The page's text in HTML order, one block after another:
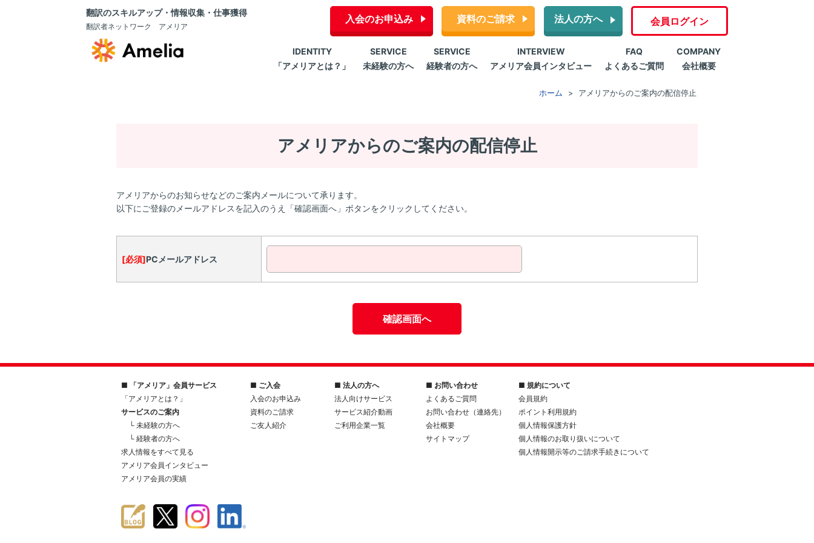
翻訳のスキルアップ・情報収集・仕事獲得
翻訳者ネットワーク アメリア
入会のお申込み 資料のご請求 法人の方へ 会員ログイン
IDENTITY
「アメリアとは？」
SERVICE
未経験の方へ
SERVICE
経験者の方へ
INTERVIEW
アメリア会員インタビュー
FAQ
よくあるご質問
COMPANY
会社概要
ホーム アメリアからのご案内の配信停止
アメリアからのご案内の配信停止
アメリアからのお知らせなどのご案内メールについて承ります。
以下にご登録のメールアドレスを記入のうえ「確認画面へ」ボタンをクリックしてください。
[必須]PCメールアドレス
確認画面へ
■ 「アメリア」会員サービス
「アメリアとは？」
サービスのご案内
└ 未経験の方へ
└ 経験者の方へ
求人情報をすべて見る
アメリア会員インタビュー
アメリア会員の実績
■ ご入会
入会のお申込み
資料のご請求
ご友人紹介
■ 法人の方へ
法人向けサービス
サービス紹介動画
ご利用企業一覧
■ お問い合わせ
よくあるご質問
お問い合わせ（連絡先）
会社概要
サイトマップ
■ 規約について
会員規約
ポイント利用規約
個人情報保護方針
個人情報のお取り扱いについて
個人情報開示等のご請求手続きについて